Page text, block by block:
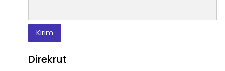
Direkrut